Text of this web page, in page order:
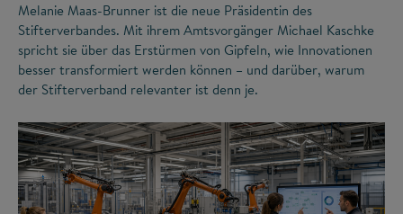
Melanie Maas-Brunner ist die neue Präsidentin des
Stifterverbandes. Mit ihrem Amtsvorgänger Michael Kaschke
spricht sie über das Erstürmen von Gipfeln, wie Innovationen
besser transformiert werden können – und darüber, warum
der Stifterverband relevanter ist denn je.